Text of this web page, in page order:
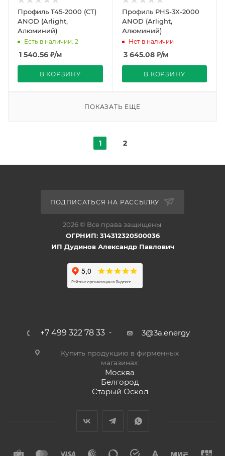
Профиль T45-2000 (CT)
ANOD (Arlight,
Алюминий)
Есть в наличии: 2
1 540.56 ₽/м
В КОРЗИНУ
Профиль PHS-3X-2000
ANOD (Arlight,
Алюминий)
Нет в наличии
3 645.08₽/м
В КОРЗИНУ
ПОКАЗАТЬ ЕЩЕ
1 2
ПОДПИСАТЬСЯ НА РАССЫЛКУ
2026 © Все права защищены.
ОГРНИП: 314312320500036
ИП Дудинов Александр Павлович
+7 499 322 78 33 3@3a.energy
Купить продукцию в фирменных
магазинах:
Москва
Белгород
Старый Оскол